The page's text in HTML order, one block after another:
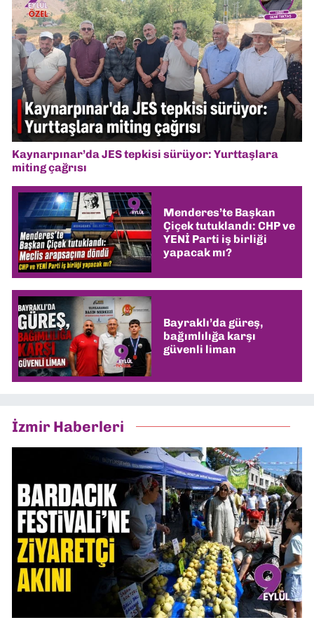
Kaynarpınar’da JES tepkisi sürüyor: Yurttaşlara
miting çağrısı
Menderes’te Başkan
Çiçek tutuklandı: CHP ve
YENİ Parti iş birliği
yapacak mı?
Bayraklı’da güreş,
bağımlılığa karşı
güvenli liman
İzmir Haberleri